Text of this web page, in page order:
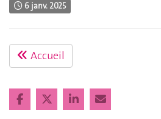
6 janv. 2025
Accueil